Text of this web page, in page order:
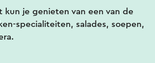
kun je genieten van een van de
specialiteiten, salades, soepen,